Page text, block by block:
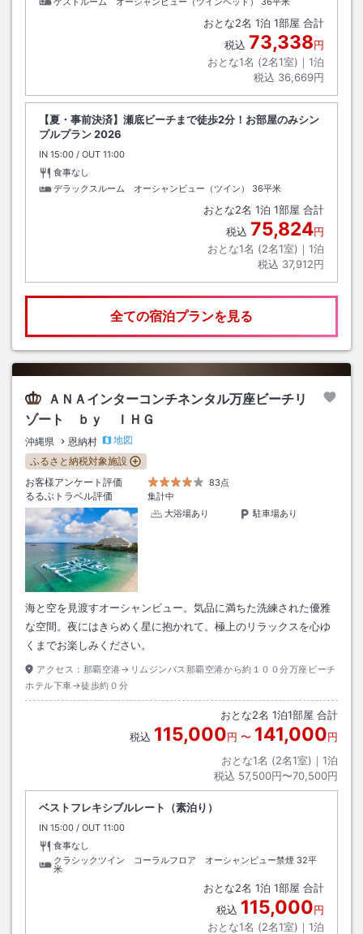
おとな2名 1泊 1部屋 合計
税込 73,338円
おとな1名 (2名1室)｜ 1泊
税込 36,669円
【夏・事前決済】瀬底ビーチまで徒歩2分！お部屋のみシン
プルプラン 2026
IN チェックイン
15:00 / OUT チェックアウト
11:00
食事なし
デラックスルーム オーシャンビュー（ツイン）
36平米
おとな2名 1泊 1部屋 合計
税込 75,824円
おとな1名 (2名1室)｜ 1泊
税込 37,912円
全ての宿泊プランを見る
ＡＮＡインターコンチネンタル万座ビーチリ
ゾート ｂｙ ＩＨＧ
沖縄県 恩納村
地図
ふるさと納税対象施設
お客様アンケート評価
83点
るるぶトラベル評価
集計中
大浴場あり
駐車場あり
海と空を見渡すオーシャンビュー。気品に満ちた洗練された優雅
な空間。夜にはきらめく星に抱かれて。極上のリラックスを心ゆ
くまでお楽しみください。
アクセス： 那覇空港→リムジンバス那覇空港から約１００分万座ビーチ
ホテル下車→徒歩約０分
おとな2名 1泊1部屋 合計
税込 115,000円 〜 141,000円
おとな1名 (2名1室)｜ 1泊
税込 57,500円〜70,500円
ベストフレキシブルレート（素泊り）
IN チェックイン
15:00 / OUT チェックアウト
11:00
食事なし
クラシックツイン コーラルフロア オーシャンビュー禁煙 32平
米
おとな2名 1泊 1部屋 合計
税込 115,000円
おとな1名 (2名1室)｜ 1泊